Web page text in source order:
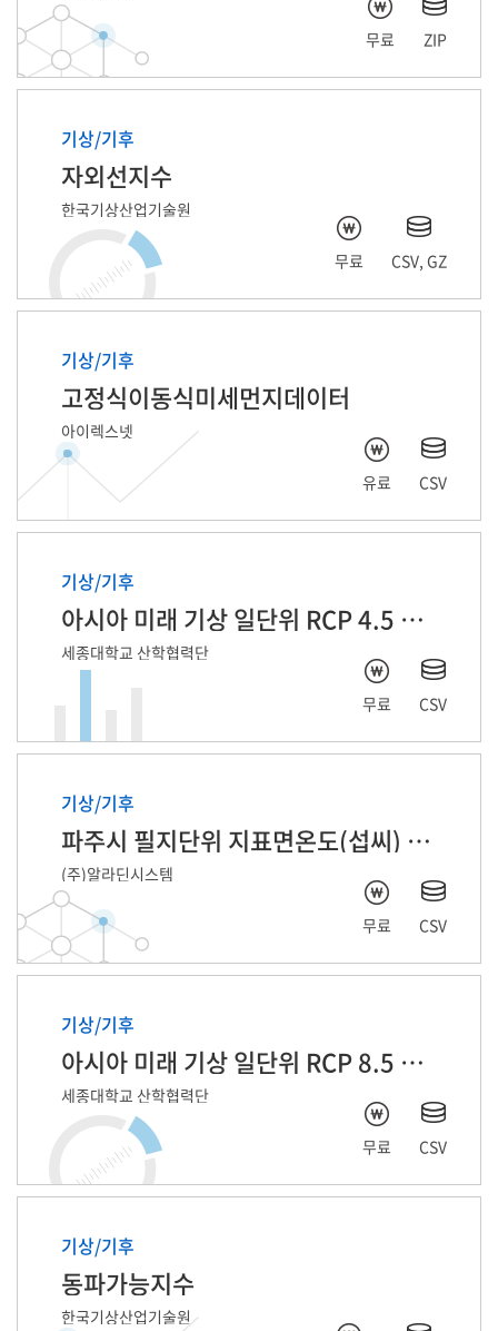
무료 ZIP
기상/기후
자외선지수
한국기상산업기술원
무료 CSV, GZ
기상/기후
고정식이동식미세먼지데이터
아이렉스넷
유료 CSV
기상/기후
아시아 미래 기상 일단위 RCP 4.5 자료
세종대학교 산학협력단
무료 CSV
기상/기후
파주시 필지단위 지표면온도(섭씨) 2025년 6월
(주)알라딘시스템
무료 CSV
기상/기후
아시아 미래 기상 일단위 RCP 8.5 자료
세종대학교 산학협력단
무료 CSV
기상/기후
동파가능지수
한국기상산업기술원